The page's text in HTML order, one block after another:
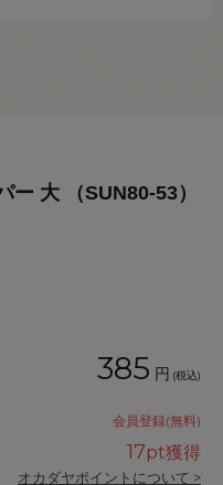
ー 大 （SUN80-53）
385 円 (税込)
会員登録(無料)
17pt獲得
オカダヤポイントについて >